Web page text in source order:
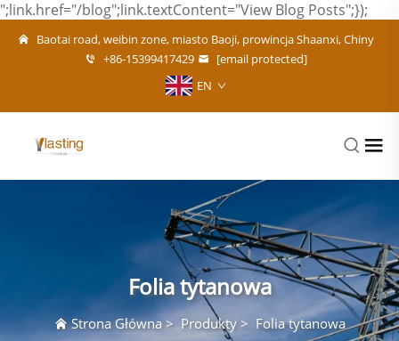
";link.href="/blog";link.textContent="View Blog Posts";});
Baotai road, weibin zone, miasto Baoji, prowincja Shaanxi, Chiny
+86-15399417429
[email protected]
EN
Folia tytanowa
Strona Główna> Produkty> Folia tytanowa